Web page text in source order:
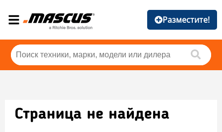
Разместите!
Страница не найдена